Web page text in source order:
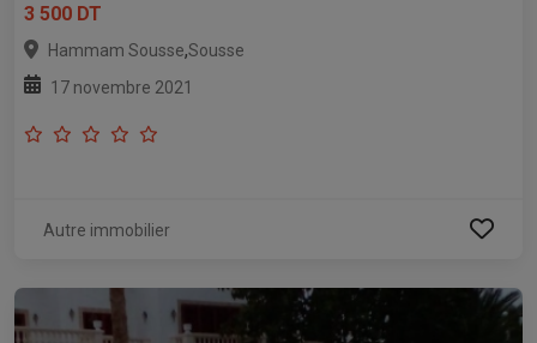
3 500 DT
Hammam Sousse,Sousse
17 novembre 2021
Autre immobilier